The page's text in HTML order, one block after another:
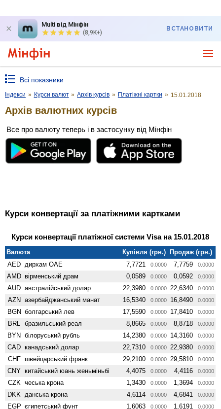
Multi від Мінфін
(8,9K+)
ВСТАНОВИТИ
Всі показники
Індекси » Курси валют » Архів курсів » Платіжні картки » 15.01.2018
Архів валютних курсів
Все про валюту теперь і в застосунку від Мінфін
Курси конвертації за платіжними картками
Курси конвертації платіжної системи Visa на 15.01.2018
Валюта Купівля (грн.)
Продаж (грн.)
AED дирхам ОАЕ 7,7721 0.0000 7,7759 0.0000
AMD вiрменський драм 0,0589 0.0000 0,0592 0.0000
AUD австралійський долар 22,3980 0.0000 22,6340 0.0000
AZN азербайджанський манат 16,5340 0.0000 16,8490 0.0000
BGN болгарський лев 17,5590 0.0000 17,8410 0.0000
BRL бразильський реал 8,8665 0.0000 8,8718 0.0000
BYN білоруський рубль 14,2380 0.0000 14,3160 0.0000
CAD канадський долар 22,7310 0.0000 22,9380 0.0000
CHF швейцарський франк 29,2100 0.0000 29,5810 0.0000
CNY китайський юань женьмiньбi 4,4075 0.0000 4,4116 0.0000
CZK чеська крона 1,3430 0.0000 1,3694 0.0000
DKK данська крона 4,6114 0.0000 4,6841 0.0000
EGP єгипетський фунт 1,6063 0.0000 1,6191 0.0000